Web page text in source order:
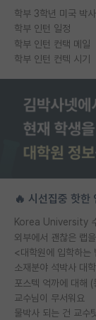
학부 3학년 미국 박
학부 인턴 일정
학부 인턴 컨택 메일
학부 인턴 컨텍 시기
🔥 시선집중 핫한
외부에서 괜찮은 랩
<대학원에 입학하는
소재분야 석박사 대
교수님이 무서워요
물박사 되는 건 교수